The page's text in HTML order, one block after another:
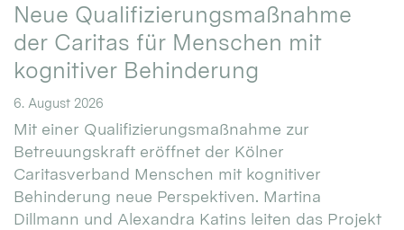
Neue Qualifizierungsmaßnahme
der Caritas für Menschen mit
kognitiver Behinderung
6. August 2026
Mit einer Qualifizierungsmaßnahme zur
Betreuungskraft eröffnet der Kölner
Caritasverband Menschen mit kognitiver
Behinderung neue Perspektiven. Martina
Dillmann und Alexandra Katins leiten das Projekt